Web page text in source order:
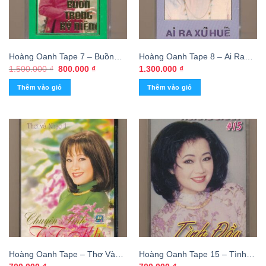
Hoàng Oanh Tape 7 – Buồn
Trong Kỷ Niệm (Băng Đen,
KHÔNG BÌA GỐC) KGFR
1.500.000₫ Giá
là:
1.500.000 ₫.
800.000 ₫Giá
Thêm vào giỏ
Hoàng Oanh Tape 8 – Ai Ra
Xứ Huế (Băng Trong) KGTUS
1.300.000 ₫
Thêm vào giỏ
Hoàng Oanh Tape – Thơ Và
Hoàng Oanh Tape 15 – Tình